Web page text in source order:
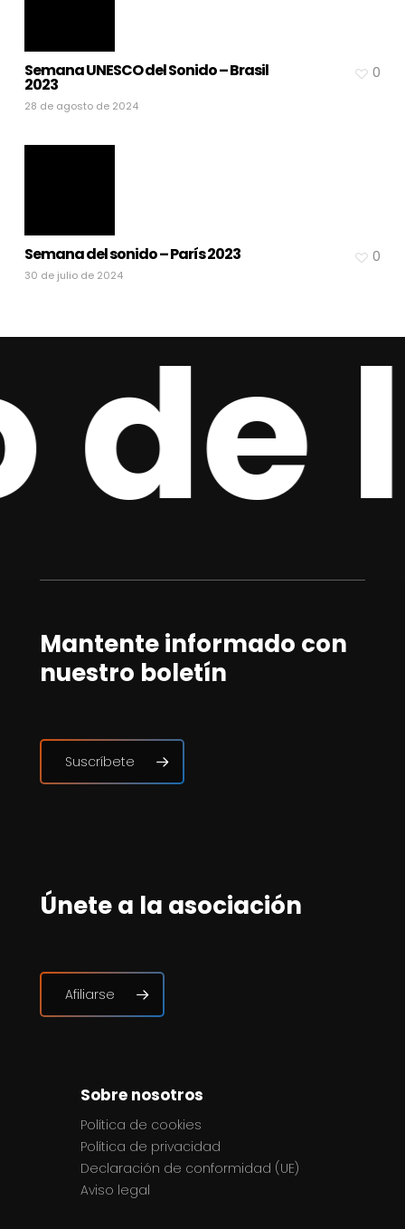
Semana UNESCO del Sonido – Brasil
2023
28 de agosto de 2024
0
Semana del sonido – París 2023
30 de julio de 2024
0
Mantente informado con
nuestro boletín
Suscríbete
Únete a la asociación
Afiliarse
Sobre nosotros
Política de cookies
Política de privacidad
Declaración de conformidad (UE)
Aviso legal